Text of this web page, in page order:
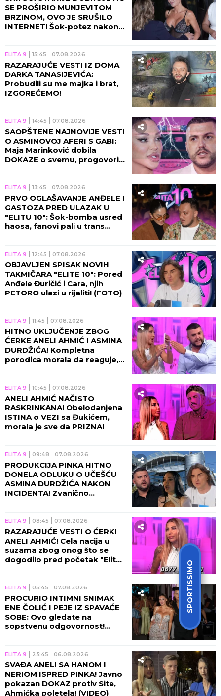
SPORTISSIMO
SE PROŠIRIO MUNJEVITOM
BRZINOM, OVO JE SRUŠILO
INTERNET! Šok-potez nakon
ELITA 9 15:45 07.08.2026
RAZARAJUĆE VESTI IZ DOMA
DARKA TANASIJEVIĆA:
Probudili su me majka i brat,
IZGOREĆEMO!
ELITA 9 14:45 07.08.2026
SAOPŠTENE NAJNOVIJE VESTI
O ASMINOVOJ AFERI S GABI:
Maja Marinković dobila
DOKAZE o svemu, progovorila
ELITA 9 13:45 07.08.2026
PRVO OGLAŠAVANJE ANĐELE I
GASTOZA PRED ULAZAK U
"ELITU 10": Šok-bomba usred
haosa, fanovi pali u trans
ELITA 9 12:45 07.08.2026
OBJAVLJEN SPISAK NOVIH
TAKMIČARA "ELITE 10": Pored
Anđele Đuričić i Cara, njih
PETORO ulazi u rijaliti! (FOTO)
ELITA 9 11:45 07.08.2026
HITNO UKLJUČENJE ZBOG
ĆERKE ANELI AHMIĆ I ASMINA
DURDŽIĆA! Kompletna
porodica morala da reaguje,
ELITA 9 10:45 07.08.2026
ANELI AHMIĆ NAČISTO
RASKRINKANA! Obelodanjena
ISTINA o VEZI sa Đukićem,
morala je sve da PRIZNA!
ELITA 9 09:48 07.08.2026
PRODUKCIJA PINKA HITNO
DONELA ODLUKU O UČEŠĆU
ASMINA DURDŽIĆA NAKON
INCIDENTA! Zvanično
pripravnosti!
ELITA 9 08:45 07.08.2026
RAZARAJUĆE VESTI O ĆERKI
ANELI AHMIĆ! Cela nacija u
suzama zbog onog što se
dogodilo pred početak "Elite
ELITA 9 05:45 07.08.2026
PROCURIO INTIMNI SNIMAK
ENE ČOLIĆ I PEJE IZ SPAVAĆE
SOBE: Ovo gledate na
sopstvenu odgovornost!
ELITA 9 23:45 06.08.2026
SVAĐA ANELI SA HANOM I
NERIOM ISPRED PINKA! Javno
pokazan DOKAZ protiv Site,
Ahmićka poletela! (VIDEO)